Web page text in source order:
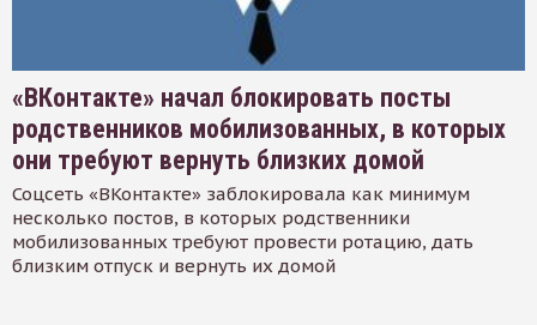
«ВКонтакте» начал блокировать посты
родственников мобилизованных, в которых
они требуют вернуть близких домой
Соцсеть «ВКонтакте» заблокировала как минимум
несколько постов, в которых родственники
мобилизованных требуют провести ротацию, дать
близким отпуск и вернуть их домой